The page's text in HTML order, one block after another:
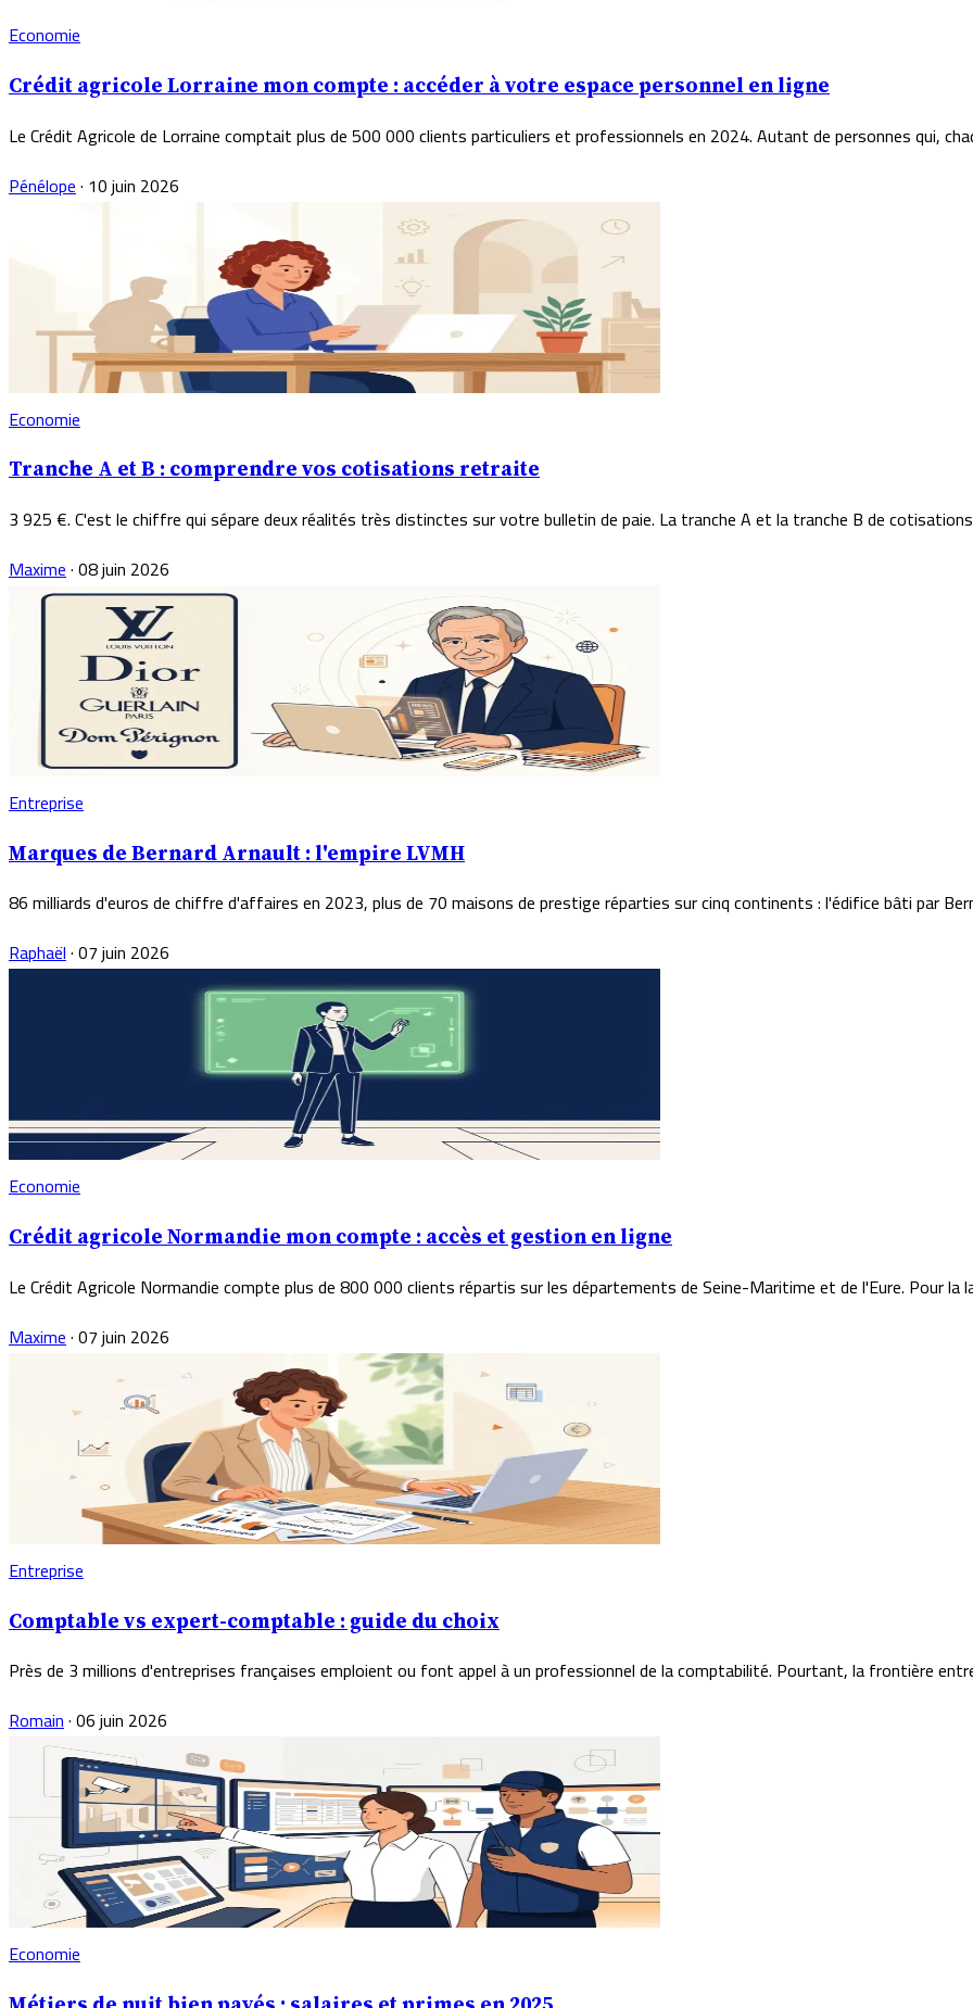
Economie
Crédit agricole Lorraine mon compte : accéder à votre espace personnel en ligne
Le Crédit Agricole de Lorraine comptait plus de 500 000 clients particuliers et professionnels en 2024. Autant de personnes qui,
Pénélope· 10 juin 2026
Economie
Tranche A et B : comprendre vos cotisations retraite
3 925 €. C'est le chiffre qui sépare deux réalités très distinctes sur votre bulletin de paie. La tranche A et la tranche B de
Maxime·08 juin 2026
Entreprise
Marques de Bernard Arnault : l'empire LVMH
86 milliards d'euros de chiffre d'affaires en 2023, plus de 70 maisons de prestige réparties sur cinq continents : l'édifice bâti par
Raphaël·07 juin 2026
Economie
Crédit agricole Normandie mon compte : accès et gestion en ligne
Le Crédit Agricole Normandie compte plus de 800 000 clients répartis sur les départements de Seine-Maritime et de l'Eure. Pour la
Maxime·07 juin 2026
Entreprise
Comptable vs expert-comptable : guide du choix
Près de 3 millions d'entreprises françaises emploient ou font appel à un professionnel de la comptabilité. Pourtant, la frontière
Romain·06 juin 2026
Economie